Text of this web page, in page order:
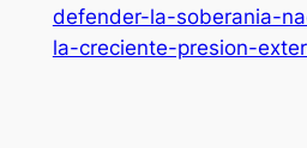
defender-la-soberania-
la-creciente-presion-